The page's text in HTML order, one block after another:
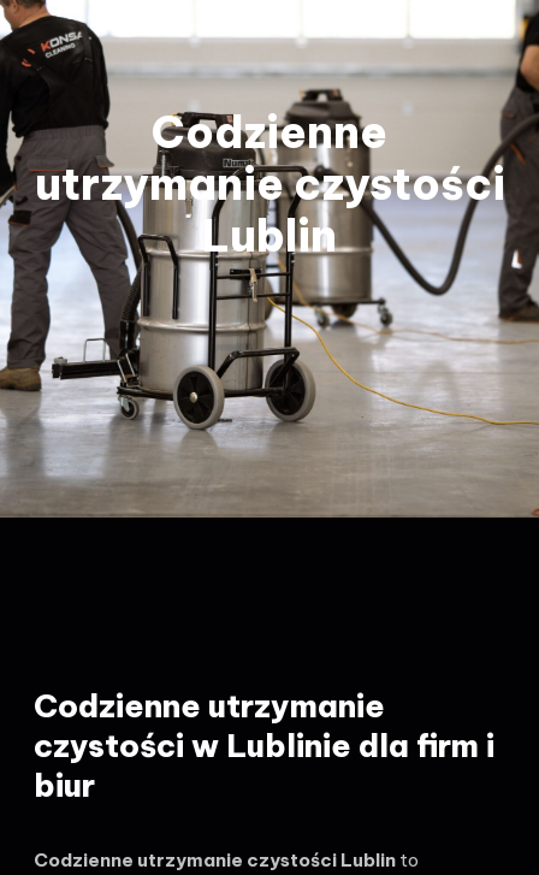
Codzienne
utrzymanie czystości
Lublin
Codzienne utrzymanie
czystości w Lublinie dla firm i
biur
Codzienne utrzymanie czystości Lublin to